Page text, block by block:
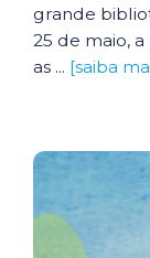
grande
25 de maio,
as ... [saiba